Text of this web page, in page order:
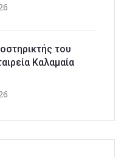
του
Καλαμαία